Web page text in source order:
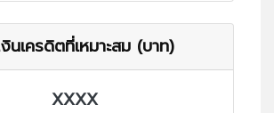
นเครดิตที่เหมาะสม (บาท)
XXXX